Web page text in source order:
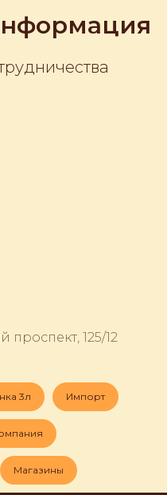
проспект, 125/12
3л Импорт
Магазины